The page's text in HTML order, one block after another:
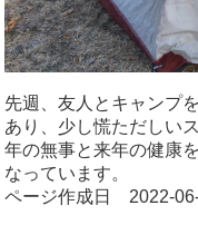
先週、友人とキャンプ
あり、少し慌ただしい
年の無事と来年の健康
なっています。
ページ作成日 2022-